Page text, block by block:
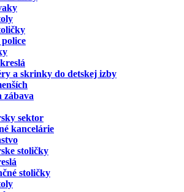
a skrinky do detskej izby
zábava
sektor
kancelárie
stoličky
stoličky